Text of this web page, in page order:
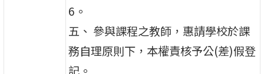
6。
五、 參與課程之教師，惠請學校於課
務自理原則下，本權責核予公(差)假登
記。